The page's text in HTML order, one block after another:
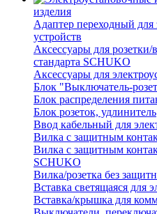
изделия
Адаптер переходный для
устройств
Аксессуары для
стандарта SCHUKO
Аксессуары для
Блок "Выключатель-
Блок распределения
Блок розеток, удлинитель
Ввод кабельный для
Вилка с защитным
Вилка с защитным
SCHUKO
Вилка/розетка без
Вставка светящаяся для
Вставка/крышка для